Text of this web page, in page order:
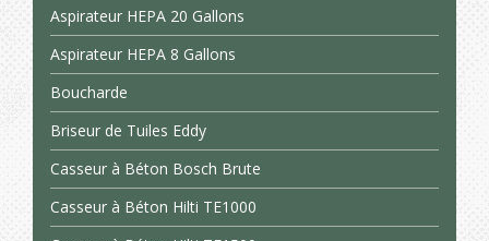
Aspirateur HEPA 20 Gallons
Aspirateur HEPA 8 Gallons
Boucharde
Briseur de Tuiles Eddy
Casseur à Béton Bosch Brute
Casseur à Béton Hilti TE1000